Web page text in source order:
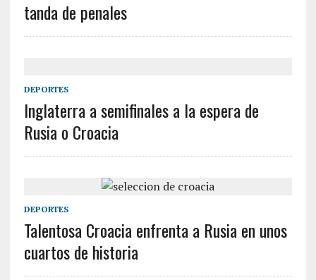
tanda de penales
DEPORTES
Inglaterra a semifinales a la espera de
Rusia o Croacia
DEPORTES
Talentosa Croacia enfrenta a Rusia en unos
cuartos de historia